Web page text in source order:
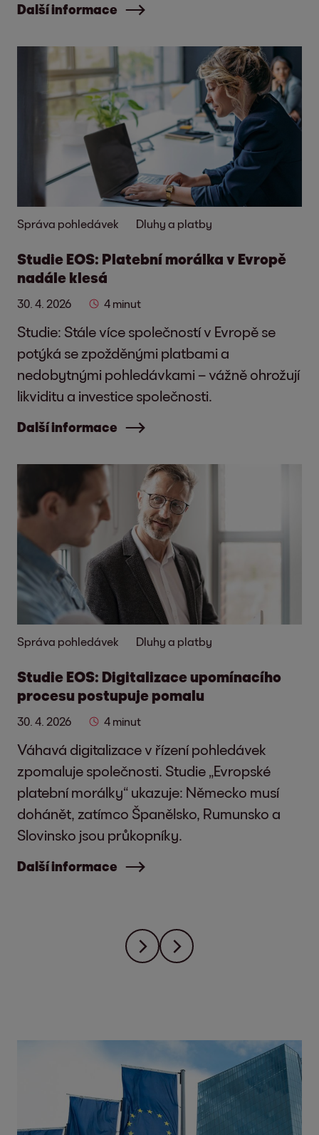
Další informace
Správa pohledávek Dluhy a platby
Studie EOS: Platební morálka v Evropě
nadále klesá
30. 4. 2026 4 minut
Studie: Stále více společností v Evropě se
potýká se zpožděnými platbami a
nedobytnými pohledávkami – vážně ohrožují
likviditu a investice společnosti.
Další informace
Správa pohledávek Dluhy a platby
Studie EOS: Digitalizace upomínacího
procesu postupuje pomalu
30. 4. 2026 4 minut
Váhavá digitalizace v řízení pohledávek
zpomaluje společnosti. Studie „Evropské
platební morálky“ ukazuje: Německo musí
dohánět, zatímco Španělsko, Rumunsko a
Slovinsko jsou průkopníky.
Další informace